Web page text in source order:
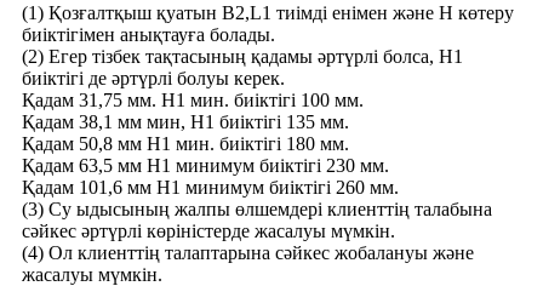
(1) Қозғалтқыш қуатын B2,L1 тиімді енімен және H көтеру
биіктігімен анықтауға болады.
(2) Егер тізбек тақтасының қадамы әртүрлі болса, H1
биіктігі де әртүрлі болуы керек.
Қадам 31,75 мм. H1 мин. биіктігі 100 мм.
Қадам 38,1 мм мин, H1 биіктігі 135 мм.
Қадам 50,8 мм H1 мин. биіктігі 180 мм.
Қадам 63,5 мм H1 минимум биіктігі 230 мм.
Қадам 101,6 мм H1 минимум биіктігі 260 мм.
(3) Су ыдысының жалпы өлшемдері клиенттің талабына
сәйкес әртүрлі көріністерде жасалуы мүмкін.
(4) Ол клиенттің талаптарына сәйкес жобалануы және
жасалуы мүмкін.